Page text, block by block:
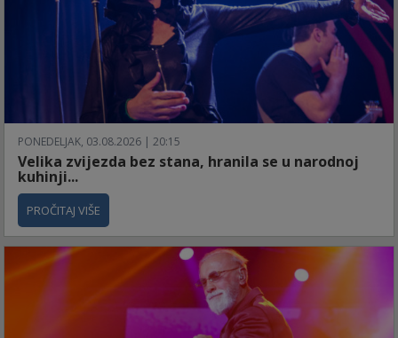
PONEDELJAK, 03.08.2026 | 20:15
Velika zvijezda bez stana, hranila se u narodnoj
kuhinji...
PROČITAJ VIŠE